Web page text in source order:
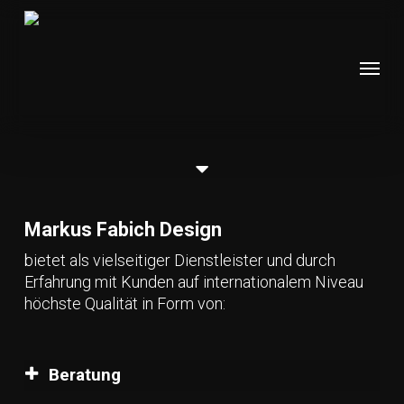
Skip
down
Markus Fabich Design
bietet als vielseitiger Dienstleister und durch
Erfahrung mit Kunden auf internationalem Niveau
höchste Qualität in Form von:
Beratung